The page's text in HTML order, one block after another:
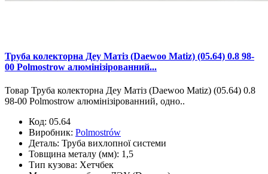
Труба колекторна Деу Матіз (Daewoo Matiz) (05.64) 0.8 98-
00 Polmostrow алюмінізірованний...
Товар Труба колекторна Деу Матіз (Daewoo Matiz) (05.64) 0.8
98-00 Polmostrow алюмінізірованний, одно..
Код: 05.64
Виробник: Polmostrów
Деталь: Труба вихлопної системи
Товщина металу (мм): 1,5
Тип кузова: Хетчбек